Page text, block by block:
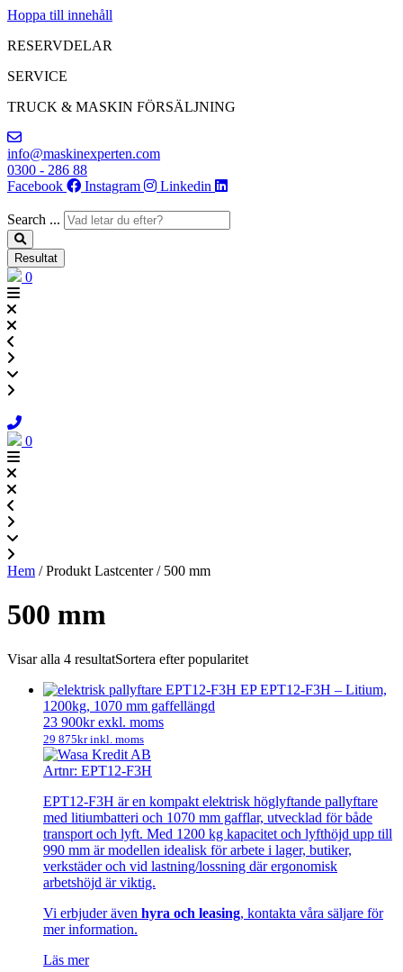
Hoppa till innehåll
RESERVDELAR
SERVICE
TRUCK & MASKIN FÖRSÄLJNING
info@maskinexperten.com
0300 - 286 88
Facebook
Instagram Linkedin
Search ...
Resultat
0
0
Hem / Produkt Lastcenter / 500 mm
500 mm
Visar alla 4 resultatSortera efter popularitet
EP EPT12-F3H – Litium,
1200kg, 1070 mm gaffellängd
23 900krexkl. moms
29 875krinkl. moms
Artnr: EPT12-F3H
EPT12-F3H är en kompakt elektrisk höglyftande pallyftare
med litiumbatteri och 1070 mm gafflar, utvecklad för både
transport och lyft. Med 1200 kg kapacitet och lyfthöjd upp till
990 mm är modellen idealisk för arbete i lager, butiker,
verkstäder och vid lastning/lossning där ergonomisk
arbetshöjd är viktig.
Vi erbjuder även hyra och leasing, kontakta våra säljare för
mer information.
Läs mer